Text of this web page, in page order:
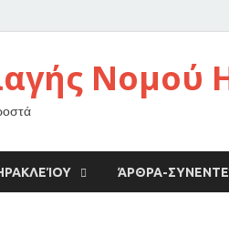
Νομού
ΆΡΘΡΑ-